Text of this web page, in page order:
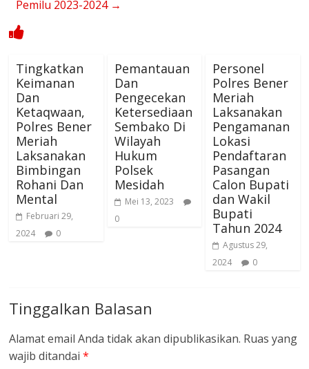
Pemilu 2023-2024 →
Tingkatkan
Keimanan
Dan
Ketaqwaan,
Polres Bener
Meriah
Laksanakan
Bimbingan
Rohani Dan
Mental
Februari 29,
2024
0
Pemantauan
Dan
Pengecekan
Ketersediaan
Sembako Di
Wilayah
Hukum
Polsek
Mesidah
Mei 13, 2023
0
Personel
Polres Bener
Meriah
Laksanakan
Pengamanan
Lokasi
Pendaftaran
Pasangan
Calon Bupati
dan Wakil
Bupati
Tahun 2024
Agustus 29,
2024
0
Tinggalkan Balasan
Alamat email Anda tidak akan dipublikasikan. Ruas yang
wajib ditandai*